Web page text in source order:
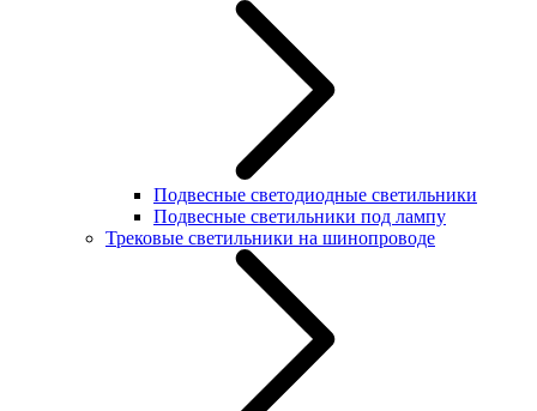
Подвесные светодиодные светильники
Подвесные светильники под лампу
Трековые светильники на шинопроводе